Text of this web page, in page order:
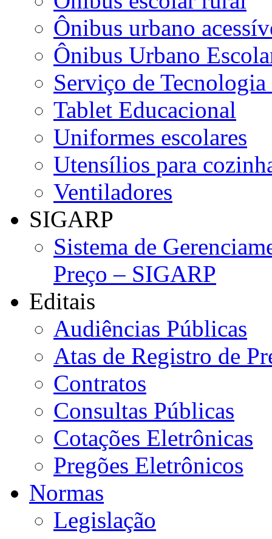
Ônibus urbano
Ônibus Urbano
Serviço de
Tablet Educacional
Uniformes escolares
Utensílios para
Ventiladores
SIGARP
Sistema de
Preço – SIGARP
Editais
Audiências Públicas
Atas de Registro de
Contratos
Consultas Públicas
Cotações Eletrônicas
Pregões Eletrônicos
Normas
Legislação